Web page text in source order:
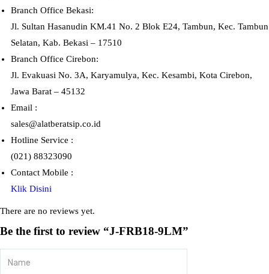
Branch Office Bekasi:
Jl. Sultan Hasanudin KM.41 No. 2 Blok E24, Tambun, Kec. Tambun
Selatan, Kab. Bekasi – 17510
Branch Office Cirebon:
Jl. Evakuasi No. 3A, Karyamulya, Kec. Kesambi, Kota Cirebon,
Jawa Barat – 45132
Email :
sales@alatberatsip.co.id
Hotline Service :
(021) 88323090
Contact Mobile :
Klik Disini
There are no reviews yet.
Be the first to review “J-FRB18-9LM”